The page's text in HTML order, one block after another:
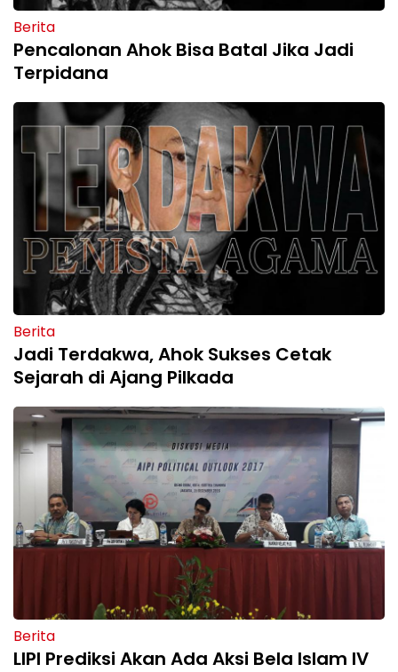
Berita
Pencalonan Ahok Bisa Batal Jika Jadi
Terpidana
Berita
Jadi Terdakwa, Ahok Sukses Cetak
Sejarah di Ajang Pilkada
Berita
LIPI Prediksi Akan Ada Aksi Bela Islam IV